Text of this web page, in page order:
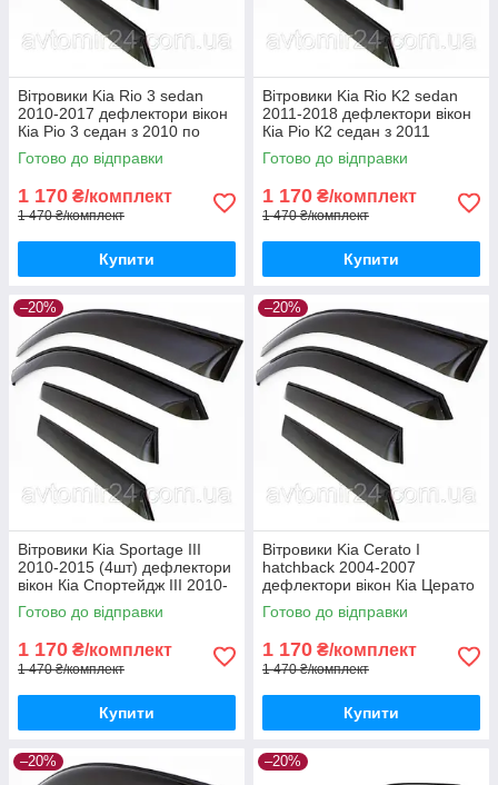
Вітровики Kia Rio 3 sedan
2010-2017 дефлектори вікон
Кіа Ріо 3 седан з 2010 по
2017 (комплект 4шт)
Готово до відправки
1 170 ₴/комплект
1 470 ₴/комплект
Купити
Вітровики Kia Rio K2 sedan
2011-2018 дефлектори вікон
Кіа Ріо К2 седан з 2011
(комплект 4шт)
Готово до відправки
1 170 ₴/комплект
1 470 ₴/комплект
Купити
–20%
Вітровики Kia Sportage III
2010-2015 (4шт) дефлектори
вікон Кіа Спортейдж III 2010-
2015 (комплект 4шт)
Готово до відправки
1 170 ₴/комплект
1 470 ₴/комплект
Купити
–20%
Вітровики Kia Cerato I
hatchback 2004-2007
дефлектори вікон Кіа Церато
хетчбек з 2004 (комплект
4шт)
Готово до відправки
1 170 ₴/комплект
1 470 ₴/комплект
Купити
–20% –20%